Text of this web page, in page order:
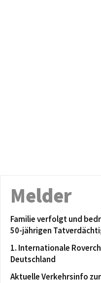
Melder
Familie verfolgt und
50-jährigen
1. Internationale
Deutschland
Aktuelle Verkehrsinfo